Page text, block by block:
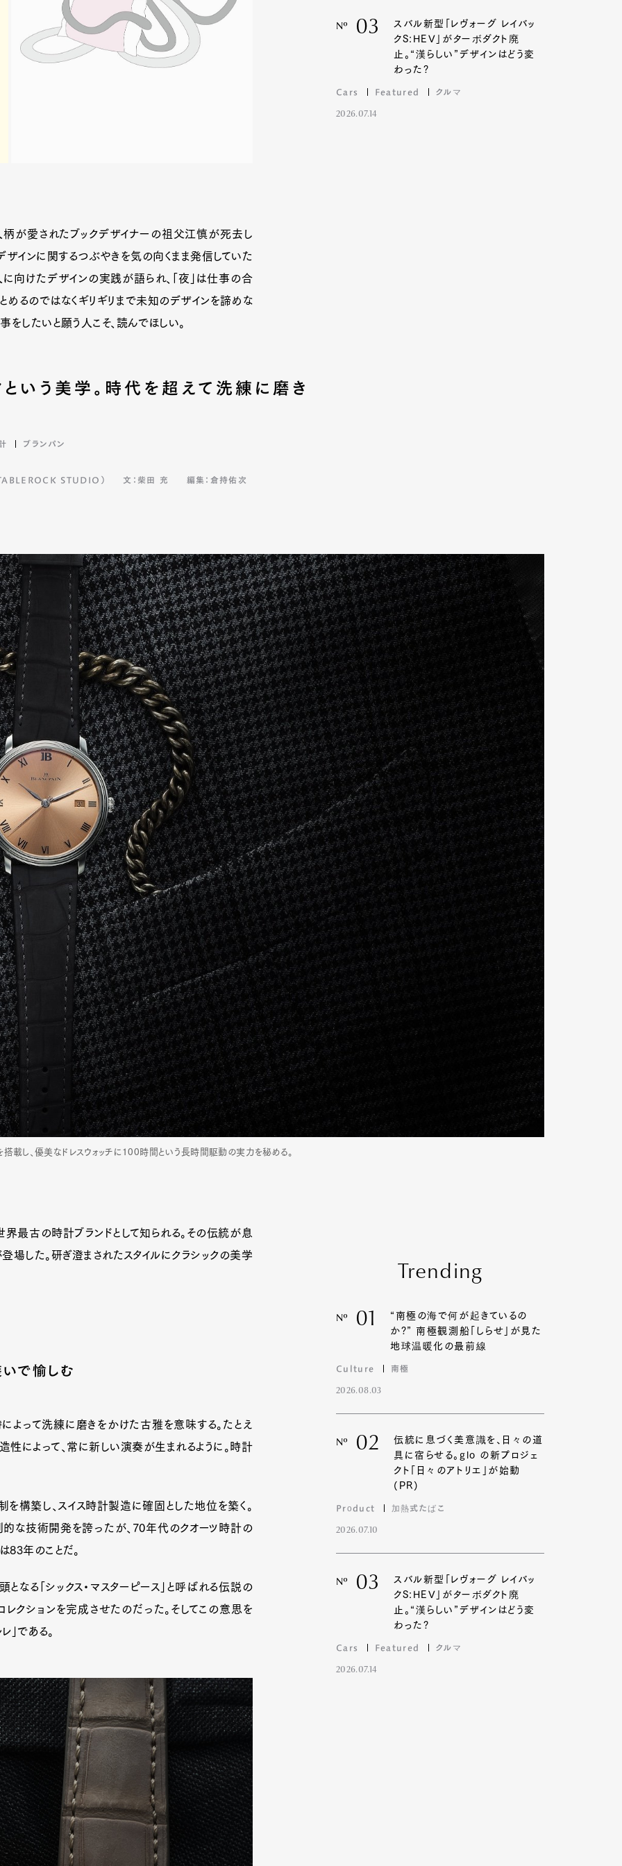
Art&Design Watch
Fashion
Cars Product
Culture
Lifestyle
Magazine Official Columnist About Contact
Pen international Pen tw
が愛されたブックデザイナーの祖父江慎が死去し
ザインに関するつぶやきを気の向くまま発信していた
向けたデザインの実践が語られ、「夜」は仕事の合
めるのではなくギリギリまで未知のデザインを諦めな
したいと願う人こそ、読んでほしい。
Nº 03
スバル新型「レヴォーグ レイバッ
クS:HEV」がターボダクト廃
止。“漢らしい”デザインはどう変
わった?
Cars Featured クルマ
2026.07.14
という美学。時代を超えて洗練に磨き
ブランパン
TABLEROCK STUDIO） 文：柴田 充 編集：倉持佑次
を搭載し、優美なドレスウォッチに100時間という長時間駆動の実力を秘める。
最古の時計ブランドとして知られる。その伝統が息
場した。研ぎ澄まされたスタイルにクラシックの美学
で愉しむ
よって洗練に磨きをかけた古雅を意味する。たとえ
によって、常に新しい演奏が生まれるように。時計
構築し、スイス時計製造に確固とした地位を築く。
な技術開発を誇ったが、70年代のクオーツ時計の
83年のことだ。
なる「シックス・マスターピース」と呼ばれる伝説の
クションを完成させたのだった。そしてこの意思を
である。
Trending
Nº 01
“南極の海で何が起きているの
か?” 南極観測船「しらせ」が見た
地球温暖化の最前線
Culture 南極
2026.08.03
Nº 02
伝統に息づく美意識を、日々の道
具に宿らせる。glo の新プロジェ
クト「日々のアトリエ」が始動
(PR)
Product 加熱式たばこ
2026.07.10
Nº 03
スバル新型「レヴォーグ レイバッ
クS:HEV」がターボダクト廃
止。“漢らしい”デザインはどう変
わった?
Cars Featured クルマ
2026.07.14